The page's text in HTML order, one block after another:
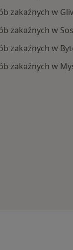
zakaźnych w
zakaźnych w
zakaźnych w
zakaźnych w